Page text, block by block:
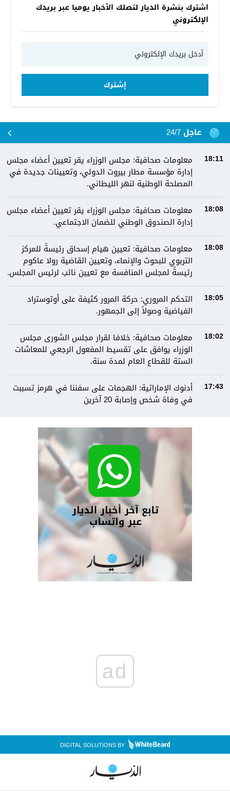
اشترك بنشرة الديار لتصلك الأخبار يوميا عبر بريدك
الإلكتروني
إشترك
عاجل 24/7
18:11
معلومات صحافية: مجلس الوزراء يقر تعيين أعضاء مجلس
إدارة مؤسسة مطار بيروت الدولي، وتعيينات جديدة في
المصلحة الوطنية لنهر الليطاني.
18:08
معلومات صحافية: مجلس الوزراء يقر تعيين أعضاء مجلس
إدارة الصندوق الوطني للضمان الاجتماعي.
18:08
معلومات صحافية: تعيين هيام إسحاق رئيسةً للمركز
التربوي للبحوث والإنماء، وتعيين القاضية رولا عاكوم
رئيسةً لمجلس المنافسة مع تعيين نائب لرئيس المجلس.
18:05
التحكم المروري: حركة المرور كثيفة على أوتوستراد
الفياضية وصولاً إلى الجمهور.
18:02
معلومات صحافية: خلافا لقرار مجلس الشورى مجلس
الوزراء يوافق على تقسيط المفعول الرجعي للمعاشات
الستة للقطاع العام لمدة سنة.
17:43
أدنوك الإماراتية: الهجمات على سفننا في هرمز تسببت
في وفاة شخص وإصابة 20 آخرين
ad
DIGITAL SOLUTIONS BY